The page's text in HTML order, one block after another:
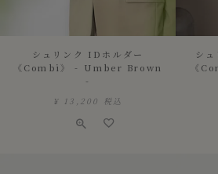
シュリンク IDホルダー
《Combi》 - Umber Brown
-
¥ 13,200 税込
シ
《